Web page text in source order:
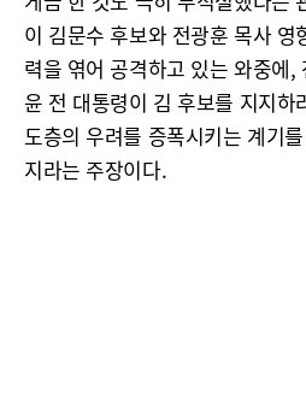
이 김문수 후보와 전광훈 목사 영
력을 엮어 공격하고 있는 와중에,
윤 전 대통령이 김 후보를 지지하
도층의 우려를 증폭시키는 계기
지라는 주장이다.